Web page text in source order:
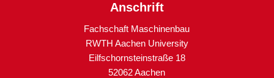
Anschrift
Fachschaft Maschinenbau
RWTH Aachen University
Eilfschornsteinstraße 18
52062 Aachen